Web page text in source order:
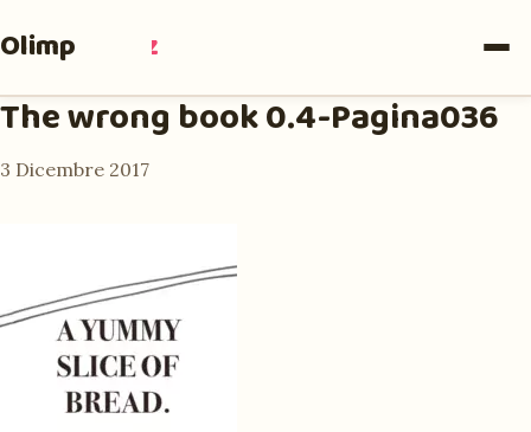
Olimpia Ruiz
The wrong book 0.4-Pagina036
3 Dicembre 2017